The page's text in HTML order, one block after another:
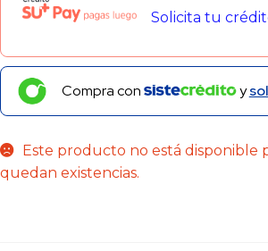
Solicita tu
Compra con y
Este producto no está disponible
quedan existencias.